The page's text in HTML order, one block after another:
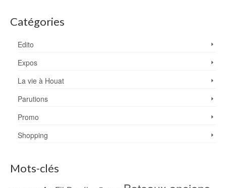
Catégories
Edito
Expos
La vie à Houat
Parutions
Promo
Shopping
Mots-clés